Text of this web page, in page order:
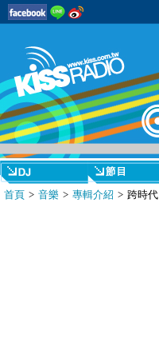
首頁 > 音樂 > 專輯介紹 > 跨時代